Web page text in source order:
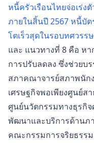
หนี้ครัวเรือนไทยจ่อเร่ง
ภายในสิ้นปี 2567 หนี้บั
โตเร็วสุดในรอบทศวร
และ แนวทางที่ 8 คือ ห
การปรับลดลง ซึ่งช่วยบ
สภาคณาจารย์สภาพนัก
เศรษฐกิจพอเพียงศูนย์
ศูนย์นวัตกรรมทางธุรกิ
พัฒนาและบริการด้านภ
คณะกรรมการจริยธรร